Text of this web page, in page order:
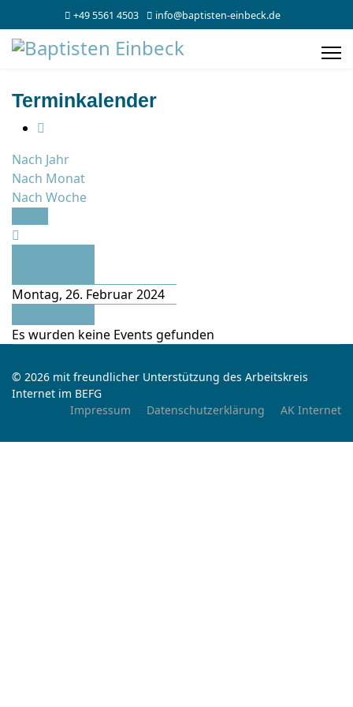
+49 5561 4503 info@baptisten-einbeck.de
Terminkalender
Nach Jahr
Nach Monat
Nach Woche
Montag, 26. Februar 2024
Es wurden keine Events gefunden
© 2026 mit freundlicher Unterstützung des Arbeitskreis
Internet im BEFG
Impressum
Datenschutzerklärung AK Internet